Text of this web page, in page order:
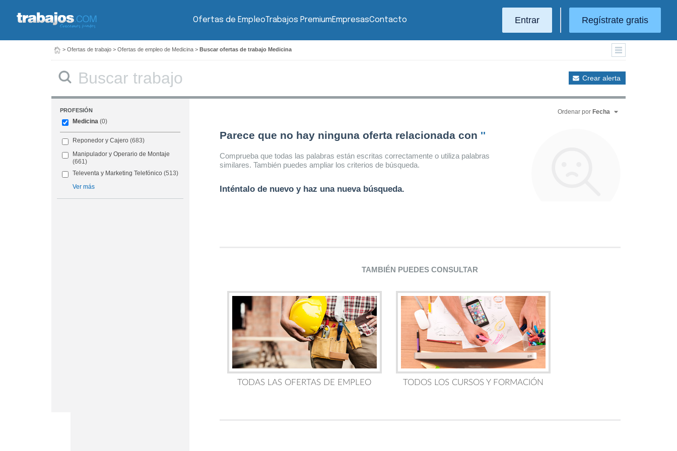
Ofertas de EmpleoTrabajos PremiumEmpresasContacto Entrar Regístrate gratis
> Ofertas de trabajo > Ofertas de empleo de Medicina > Buscar ofertas de trabajo Medicina
Crear alerta
PROFESIÓN
Medicina (0)
Reponedor y Cajero (683)
Manipulador y Operario de Montaje
(661)
Televenta y Marketing Telefónico (513)
Ver más
Ordenar por Fecha
Parece que no hay ninguna oferta relacionada con ''
Comprueba que todas las palabras están escritas correctamente o utiliza palabras
similares. También puedes ampliar los criterios de búsqueda.
Inténtalo de nuevo y haz una nueva búsqueda.
TAMBIÉN PUEDES CONSULTAR
TODAS LAS OFERTAS DE EMPLEO TODOS LOS CURSOS Y FORMACIÓN